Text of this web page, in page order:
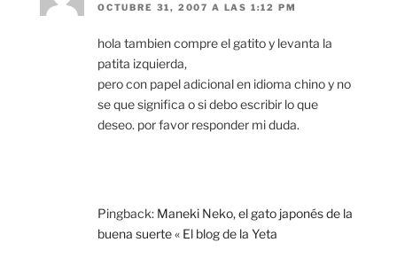
OCTUBRE 31, 2007 A LAS 1:12 PM
hola tambien compre el gatito y levanta la
patita izquierda,
pero con papel adicional en idioma chino y no
se que significa o si debo escribir lo que
deseo. por favor responder mi duda.
Pingback: Maneki Neko, el gato japonés de la
buena suerte « El blog de la Yeta